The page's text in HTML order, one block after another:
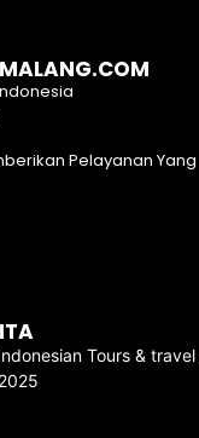
Pelayanan Yang
Tours &